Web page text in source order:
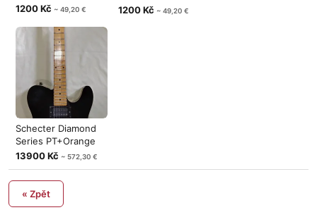
1200 Kč ~ 49,20 €
1124P
1200 Kč ~ 49,20 €
Schecter Diamond
Series PT+Orange
13900 Kč ~ 572,30 €
« Zpět